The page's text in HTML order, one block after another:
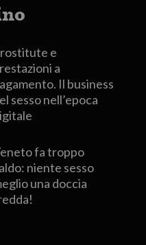
e
a
Il business
sesso nell’epoca
fa troppo
niente sesso
una doccia